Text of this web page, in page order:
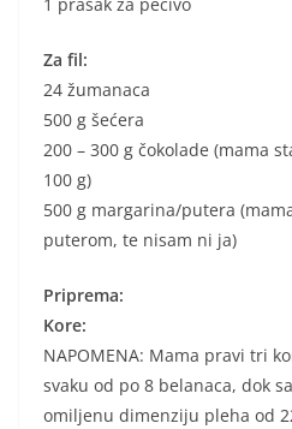
1 prašak za pecivo
Za fil:
24 žumanaca
500 g šećera
200 – 300 g čokolade (mama
100 g)
500 g margarina/putera
puterom, te nisam ni ja)
Priprema:
Kore:
NAPOMENA: Mama pravi tri
svaku od po 8 belanaca, dok
omiljenu dimenziju pleha od